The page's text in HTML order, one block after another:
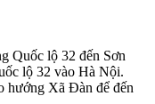
Quốc lộ 32 đến Sơn
lộ 32 vào Hà Nội.
hướng Xã Đàn để đến